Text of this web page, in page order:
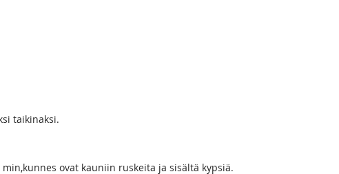
taikinaksi.
ovat kauniin ruskeita ja sisältä kypsiä.